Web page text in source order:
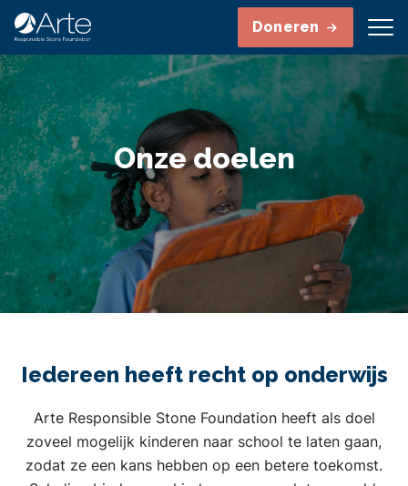
Doneren
Onze doelen
Iedereen heeft recht op onderwijs
Arte Responsible Stone Foundation heeft als doel
zoveel mogelijk kinderen naar school te laten gaan,
zodat ze een kans hebben op een betere toekomst.